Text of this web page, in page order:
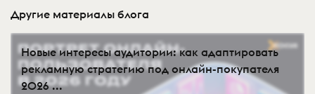
Другие материалы блога
Новые интересы аудитории: как адаптировать
рекламную стратегию под онлайн-покупателя
2026 ...